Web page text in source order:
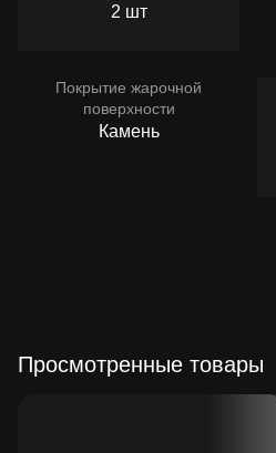
2 шт
Покрытие жарочной
поверхности
Камень
Просмотренные товары